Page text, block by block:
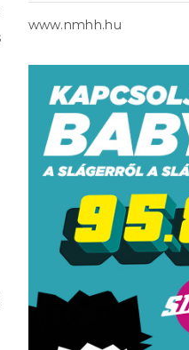
www.nmhh.hu